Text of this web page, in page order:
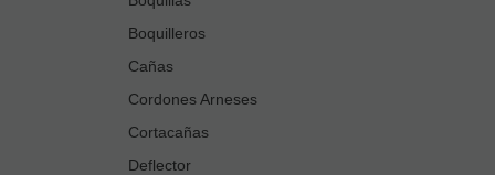
Boquilleros
Cañas
Cordones Arneses
Cortacañas
Deflector